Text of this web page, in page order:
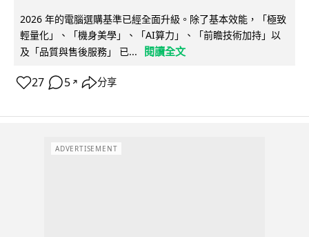
2026 年的電腦選購基準已經全面升級。除了基本效能，「極致
輕量化」、「機身美學」、「AI算力」、「前瞻技術加持」以
及「品質與售後服務」 已...
閱讀全文
27 5 ↗ 分享
ADVERTISEMENT